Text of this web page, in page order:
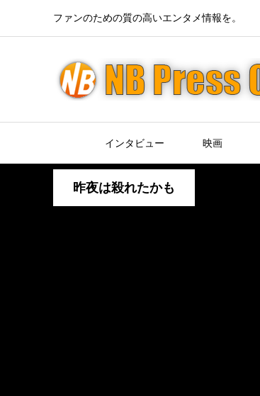
ファンのための質の高いエンタメ情報を。
インタビュー 映画
昨夜は殺れたかも